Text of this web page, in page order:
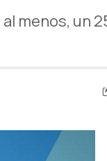
menos, un